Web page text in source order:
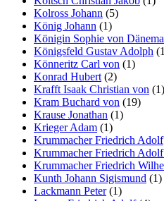
Kolross Johann (5)
König Johann (1)
Königin Sophie von
Königsfeld Gustav Adolph
Könneritz Carl von (1)
Konrad Hubert (2)
Krafft Isaak Christian von (1)
Kram Buchard von (19)
Krause Jonathan (1)
Krieger Adam (1)
Krummacher Friedrich Adolf
Krummacher Friedrich
Krummacher Friedrich
Kunth Johann Sigismund (1)
Lackmann Peter(1)